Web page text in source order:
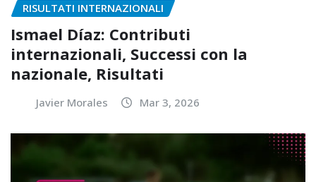
RISULTATI INTERNAZIONALI
Ismael Díaz: Contributi
internazionali, Successi con la
nazionale, Risultati
Javier Morales Mar 3, 2026